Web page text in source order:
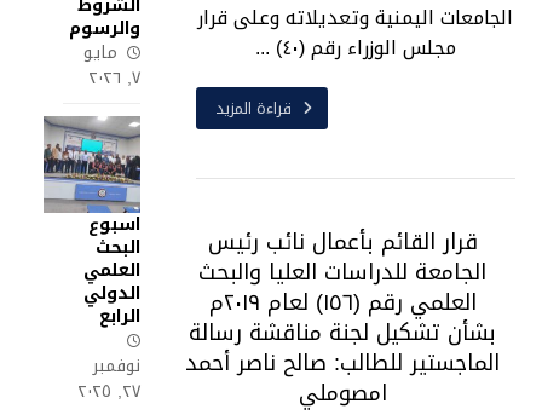
الجامعات اليمنية وتعديلاته وعلى قرار
مجلس الوزراء رقم (٤٠) ...
قراءة المزيد
قرار القائم بأعمال نائب رئيس
الجامعة للدراسات العليا والبحث
العلمي رقم (١٥٦) لعام ٢٠١٩م
بشأن تشكيل لجنة مناقشة رسالة
الماجستير للطالب: صالح ناصر أحمد
امصوملي
والرسوم
مايو
٧, ٢٠٢٦
اسبوع
البحث
العلمي
الدولي
الرابع
نوفمبر
٢٧, ٢٠٢٥